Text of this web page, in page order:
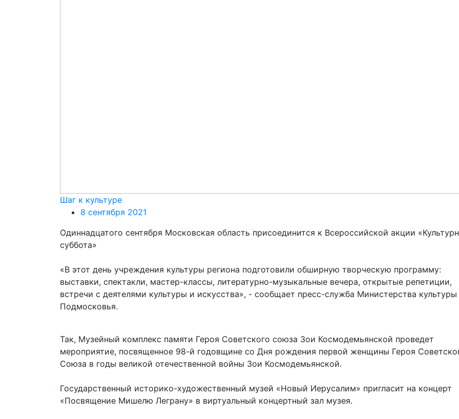
Шаг к культуре
8 сентября 2021
Одиннадцатого сентября Московская область присоединится к Всероссийской акции
суббота»
«В этот день учреждения культуры региона подготовили обширную творческую программу:
выставки, спектакли, мастер-классы, литературно-музыкальные вечера, открытые репетиции,
встречи с деятелями культуры и искусства», - сообщает пресс-служба Министерства культуры
Подмосковья.
Так, Музейный комплекс памяти Героя Советского союза Зои Космодемьянской проведет
мероприятие, посвященное 98-й годовщине со Дня рождения первой женщины Героя
Союза в годы великой отечественной войны Зои Космодемьянской.
Государственный историко-художественный музей «Новый Иерусалим» пригласит на концерт
«Посвящение Мишелю Леграну» в виртуальный концертный зал музея.